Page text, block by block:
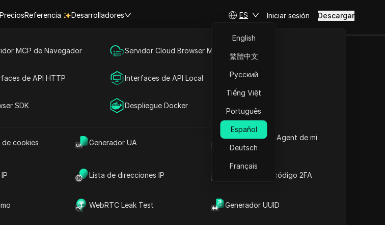
redes sociales
de cookies Generador UA
Cuál es el User Agent de mi
navegador
Lista de direcciones IP Generador de código 2FA
WebRTC Leak Test Generador UUID
PreciosReferencia Desarrolladores
MCP de Navegador Servidor Cloud Browser MCP
de API HTTP Interfaces de API Local
SDK Despliegue Docker
ES
English
繁體中文
Русский
Tiếng Việt
Português
Español
Deutsch
Français
Iniciar sesión Descargar
el mejor airdrop en 2025:
guía completa
Hacer preguntas
Abrir en ChatGPT
Hacer preguntas sobre esta página
Abrir en Claude
Hacer preguntas sobre esta página
Compartir con
importante?
los proyectos de